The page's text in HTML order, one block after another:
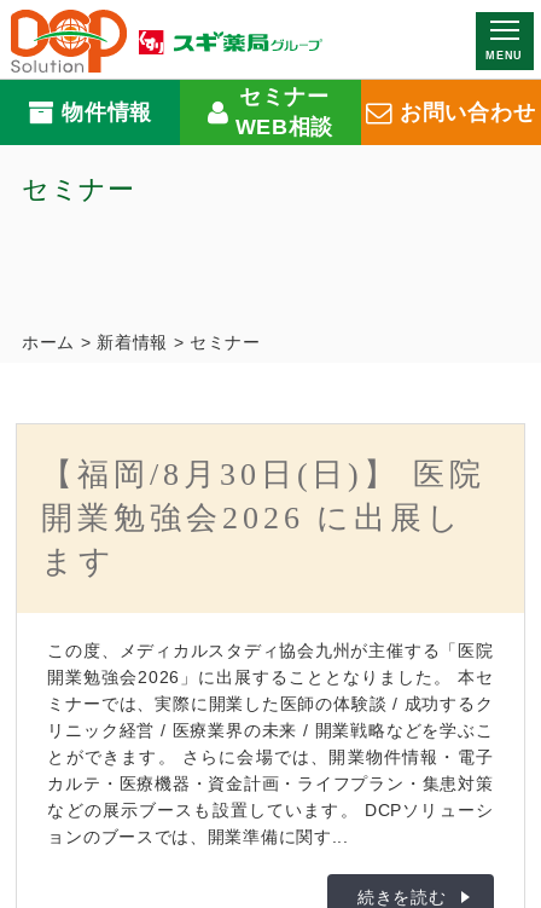
MENU
物件情報
セミナー
WEB相談
お問い合わせ
セミナー
ホーム > 新着情報 > セミナー
【福岡/8月30日(日)】 医院
開業勉強会2026 に出展し
ます
この度、メディカルスタディ協会九州が主催する「医院
開業勉強会2026」に出展することとなりました。 本セ
ミナーでは、実際に開業した医師の体験談 / 成功するク
リニック経営 / 医療業界の未来 / 開業戦略などを学ぶこ
とができます。 さらに会場では、開業物件情報・電子
カルテ・医療機器・資金計画・ライフプラン・集患対策
などの展示ブースも設置しています。 DCPソリューシ
ョンのブースでは、開業準備に関す...
続きを読む